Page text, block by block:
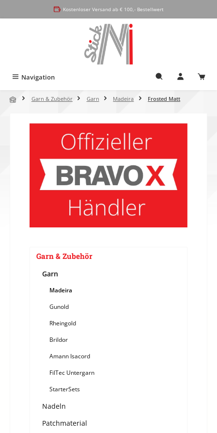
Kostenloser Versand ab € 100,- Bestellwert
Navigation
Garn & Zubehör Garn Madeira Frosted Matt
Garn & Zubehör
Garn
Madeira
Gunold
Rheingold
Brildor
Amann Isacord
FilTec Untergarn
StarterSets
Nadeln
Patchmaterial